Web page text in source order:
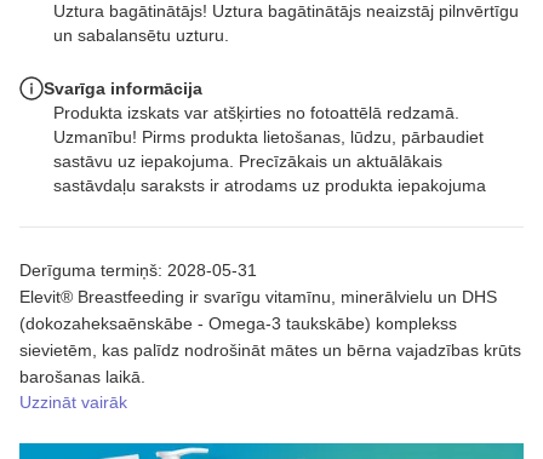
Derīguma termiņš: 2028-05-31
Elevit® Breastfeeding ir svarīgu vitamīnu, minerālvielu un DHS
(dokozaheksaēnskābe - Omega-3 taukskābe) komplekss
sievietēm, kas palīdz nodrošināt mātes un bērna vajadzības krūts
barošanas laikā.
Uzzināt vairāk
Uztura bagātinātājs! Uztura bagātinātājs neaizstāj pilnvērtīgu
un sabalansētu uzturu.
Svarīga informācija
Produkta izskats var atšķirties no fotoattēlā redzamā.
Uzmanību! Pirms produkta lietošanas, lūdzu, pārbaudiet
sastāvu uz iepakojuma. Precīzākais un aktuālākais
sastāvdaļu saraksts ir atrodams uz produkta iepakojuma